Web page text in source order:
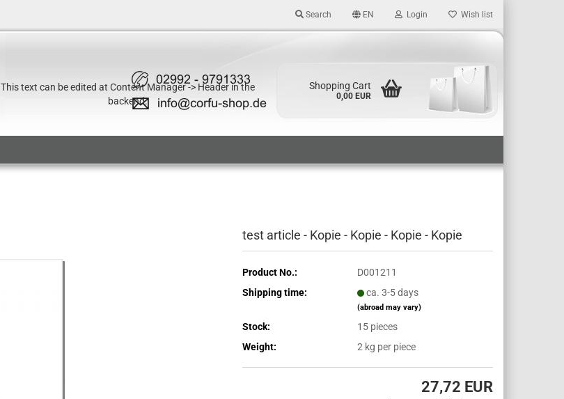
Search EN Login Wish list
This text can be edited at Content Manager -> Header in the
backend.
Shopping Cart
0,00 EUR
test article - Kopie - Kopie - Kopie - Kopie
Product No.:
D001211
Shipping time:
ca. 3-5 days
(abroad may vary)
Stock: 15 pieces
Weight:
2 kg per piece
27,72 EUR